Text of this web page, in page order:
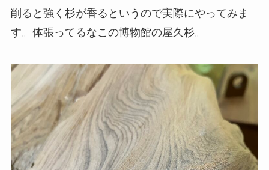
削ると強く杉が香るというので実際にやってみま
す。体張ってるなこの博物館の屋久杉。